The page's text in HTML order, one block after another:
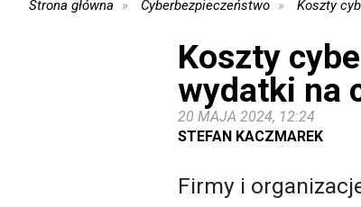
Strona główna Cyberbezpieczeństwo Koszty
Koszty
wydatki na
20 MAJA 2024, 12:24
STEFAN KACZMAREK
Firmy i